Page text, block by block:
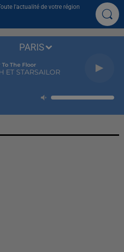
l'actualité de votre région
To The Floor
ET STARSAILOR
PARIS